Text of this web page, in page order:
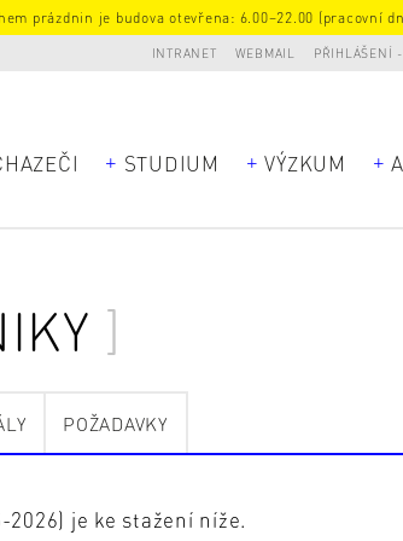
prázdnin je budova otevřena: 6.00–22.00 (pracovní
INTRANET WEBMAIL PŘIHLÁŠENÍ
STUDIUM VÝZKUM
POŽADAVKY
je ke stažení níže.